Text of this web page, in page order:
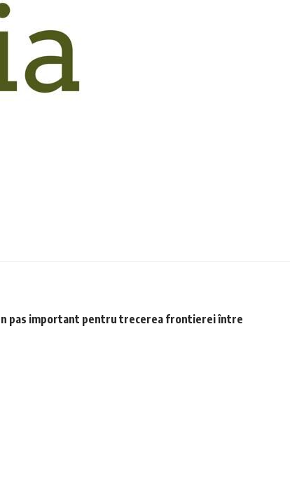
un pas important pentru trecerea frontierei între